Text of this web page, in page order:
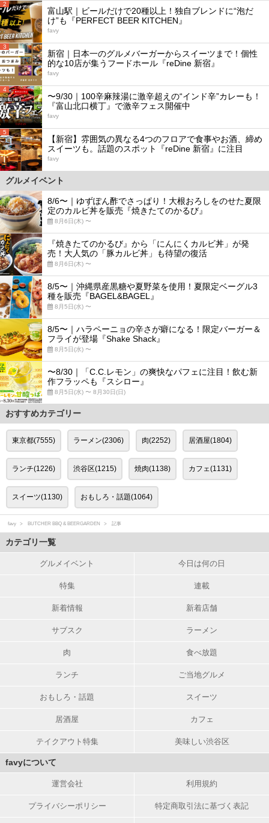
2
富山駅｜ビールだけで20種以上！独自ブレンドに“泡だ
け”も『PERFECT BEER KITCHEN』
favy
3
新宿｜日本一のグルメバーガーからスイーツまで！個性
的な10店が集うフードホール『reDine 新宿』
favy
4
〜9/30｜100辛麻辣湯に激辛超えの“インド辛”カレーも！
『富山北口横丁』で激辛フェス開催中
favy
5
【新宿】雰囲気の異なる4つのフロアで食事やお酒、締め
スイーツも。話題のスポット『reDine 新宿』に注目
favy
グルメイベント
8/6〜｜ゆずぽん酢でさっぱり！大根おろしをのせた夏限
定のカルビ丼を販売『焼きたてのかるび』
8月6日(木) 〜
『焼きたてのかるび』から「にんにくカルビ丼」が発
売！大人気の「豚カルビ丼」も待望の復活
8月6日(木) 〜
8/5〜｜沖縄県産黒糖や夏野菜を使用！夏限定ベーグル3
種を販売『BAGEL&BAGEL』
8月5日(水) 〜
8/5〜｜ハラペーニョの辛さが癖になる！限定バーガー＆
フライが登場『Shake Shack』
8月5日(水) 〜
〜8/30｜「C.C.レモン」の爽快なパフェに注目！飲む新
作フラッペも『スシロー』
8月5日(水) 〜 8月30日(日)
おすすめカテゴリー
東京都(7555) ラーメン(2306) 肉(2252) 居酒屋(1804)
ランチ(1226) 渋谷区(1215) 焼肉(1138) カフェ(1131)
スイーツ(1130) おもしろ・話題(1064)
favy BUTCHER BBQ & BEERGARDEN 記事
カテゴリ一覧
グルメイベント 今日は何の日
特集 連載
新着情報 新着店舗
サブスク ラーメン
肉 食べ放題
ランチ ご当地グルメ
おもしろ・話題 スイーツ
居酒屋 カフェ
テイクアウト特集 美味しい渋谷区
favyについて
運営会社 利用規約
プライバシーポリシー 特定商取引法に基づく表記